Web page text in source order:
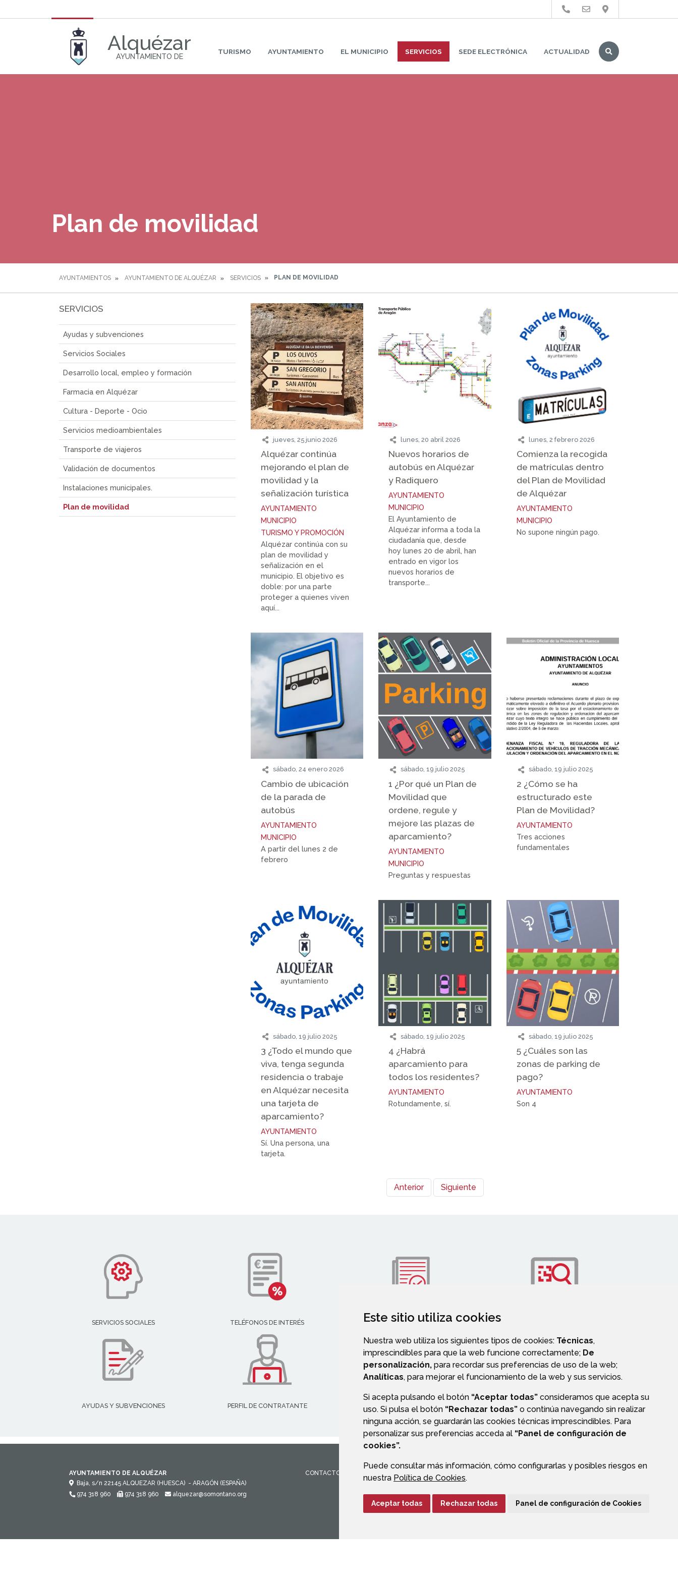
Este sitio utiliza cookies
Nuestra web utiliza los siguientes tipos de cookies: Técnicas,
imprescindibles para que la web funcione correctamente; De
personalización, para recordar sus preferencias de uso de la web;
Analíticas, para mejorar el funcionamiento de la web y sus servicios.
Si acepta pulsando el botón “Aceptar todas” consideramos que acepta su
uso. Si pulsa el botón “Rechazar todas” o continúa navegando sin realizar
ninguna acción, se guardarán las cookies técnicas imprescindibles. Para
personalizar sus preferencias acceda al “Panel de configuración de
cookies”.
Puede consultar más información, cómo configurarlas y posibles riesgos en
nuestra Política de Cookies.
Aceptar todas Rechazar todas Panel de configuración de Cookies
Alquézar
AYUNTAMIENTO DE
TURISMO AYUNTAMIENTO EL MUNICIPIO SERVICIOS SEDE ELECTRÓNICA ACTUALIDAD
Buscar
Plan de movilidad
AYUNTAMIENTOS AYUNTAMIENTO DE ALQUÉZAR SERVICIOS PLAN DE MOVILIDAD
SERVICIOS
Ayudas y subvenciones
Servicios Sociales
Desarrollo local, empleo y formación
Farmacia en Alquézar
Cultura - Deporte - Ocio
Servicios medioambientales
Transporte de viajeros
Validación de documentos
Instalaciones municipales.
Plan de movilidad
jueves, 25 junio 2026
Alquézar continúa
mejorando el plan de
movilidad y la
señalización turística
AYUNTAMIENTO
MUNICIPIO
TURISMO Y PROMOCIÓN
Alquézar continúa con su
plan de movilidad y
señalización en el
municipio. El objetivo es
doble: por una parte
proteger a quienes viven
aquí...
lunes, 20 abril 2026
Nuevos horarios de
autobús en Alquézar
y Radiquero
AYUNTAMIENTO
MUNICIPIO
El Ayuntamiento de
Alquézar informa a toda la
ciudadanía que, desde
hoy lunes 20 de abril, han
entrado en vigor los
nuevos horarios de
transporte...
lunes, 2 febrero 2026
Comienza la recogida
de matrículas dentro
del Plan de Movilidad
de Alquézar
AYUNTAMIENTO
MUNICIPIO
No supone ningún pago.
sábado, 24 enero 2026
Cambio de ubicación
de la parada de
autobús
AYUNTAMIENTO
MUNICIPIO
A partir del lunes 2 de
febrero
sábado, 19 julio 2025
1 ¿Por qué un Plan de
Movilidad que
ordene, regule y
mejore las plazas de
aparcamiento?
AYUNTAMIENTO
MUNICIPIO
Preguntas y respuestas
sábado, 19 julio 2025
2 ¿Cómo se ha
estructurado este
Plan de Movilidad?
AYUNTAMIENTO
Tres acciones
fundamentales
sábado, 19 julio 2025
3 ¿Todo el mundo que
viva, tenga segunda
residencia o trabaje
en Alquézar necesita
una tarjeta de
aparcamiento?
AYUNTAMIENTO
Sí. Una persona, una
tarjeta.
sábado, 19 julio 2025
4 ¿Habrá
aparcamiento para
todos los residentes?
AYUNTAMIENTO
Rotundamente, sí.
sábado, 19 julio 2025
5 ¿Cuáles son las
zonas de parking de
pago?
AYUNTAMIENTO
Son 4
Anterior Siguiente
SERVICIOS SOCIALES TELÉFONOS DE INTERÉS VALIDACIÓN DE DOCUMENTOS
AYUDAS Y SUBVENCIONES PERFIL DE CONTRATANTE
AYUNTAMIENTO DE ALQUÉZAR
Baja, s/n 22145 ALQUEZAR (HUESCA) - ARAGÓN (ESPAÑA)
974 318 960
974 318 960 alquezar@somontano.org
CONTACTO AVISO LEGAL PROTECCIÓN DE DATOS